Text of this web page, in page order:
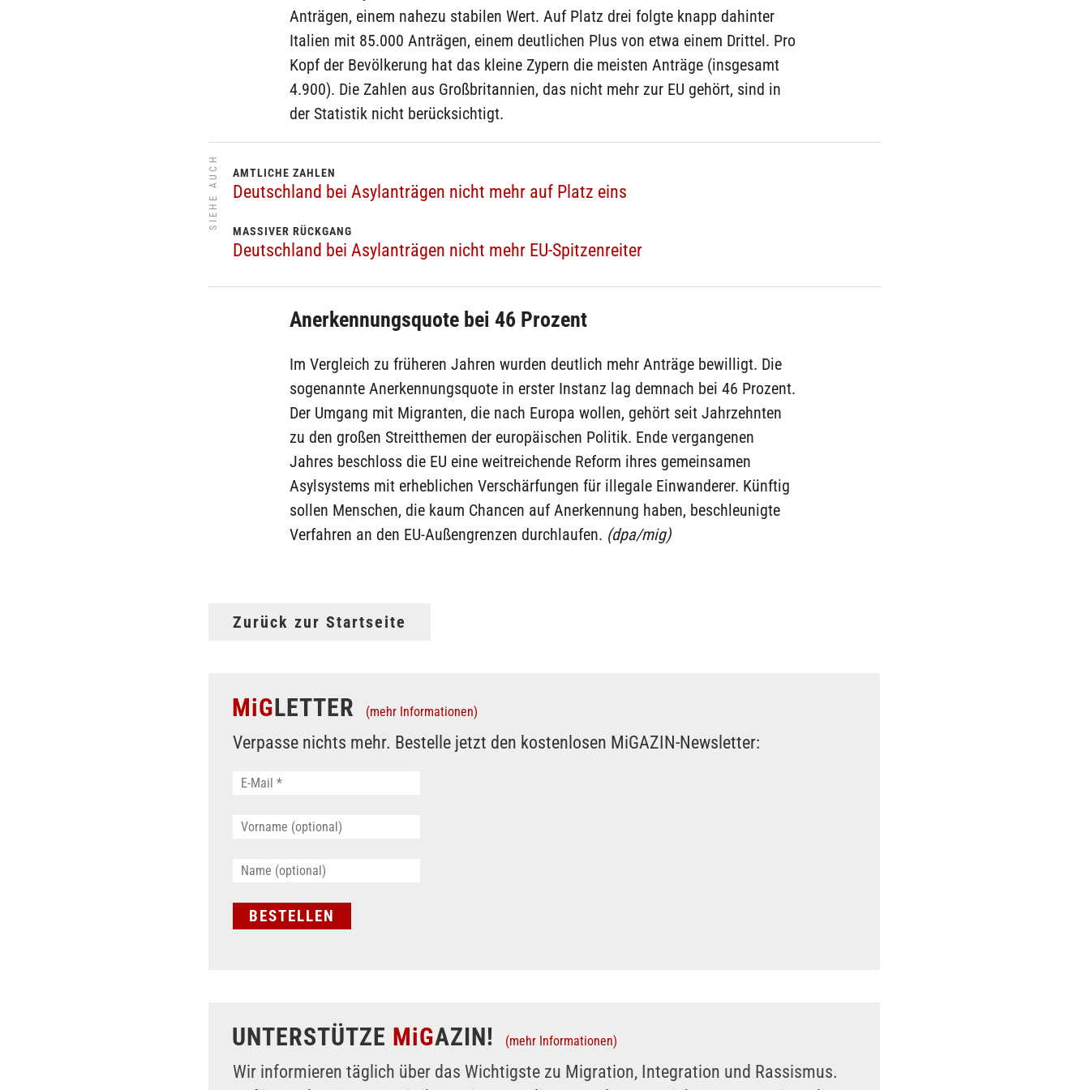
Anträgen, einem nahezu stabilen Wert. Auf Platz drei folgte knapp dahinter
Italien mit 85.000 Anträgen, einem deutlichen Plus von etwa einem Drittel. Pro
Kopf der Bevölkerung hat das kleine Zypern die meisten Anträge (insgesamt
4.900). Die Zahlen aus Großbritannien, das nicht mehr zur EU gehört, sind in
der Statistik nicht berücksichtigt.
SIEHE AUCH AMTLICHE ZAHLEN
Deutschland bei Asylanträgen nicht mehr auf Platz eins
MASSIVER RÜCKGANG
Deutschland bei Asylanträgen nicht mehr EU-Spitzenreiter
Anerkennungsquote bei 46 Prozent
Im Vergleich zu früheren Jahren wurden deutlich mehr Anträge bewilligt. Die
sogenannte Anerkennungsquote in erster Instanz lag demnach bei 46 Prozent.
Der Umgang mit Migranten, die nach Europa wollen, gehört seit Jahrzehnten
zu den großen Streitthemen der europäischen Politik. Ende vergangenen
Jahres beschloss die EU eine weitreichende Reform ihres gemeinsamen
Asylsystems mit erheblichen Verschärfungen für illegale Einwanderer. Künftig
sollen Menschen, die kaum Chancen auf Anerkennung haben, beschleunigte
Verfahren an den EU-Außengrenzen durchlaufen. (dpa/mig)
Zurück zur Startseite
MiGLETTER (mehr Informationen)
Verpasse nichts mehr. Bestelle jetzt den kostenlosen MiGAZIN-Newsletter:
UNTERSTÜTZE MiGAZIN! (mehr Informationen)
Wir informieren täglich über das Wichtigste zu Migration, Integration und Rassismus.